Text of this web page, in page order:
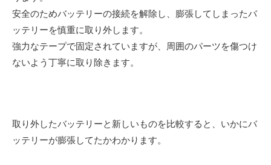
安全のためバッテリーの接続を解除し、膨張してしまったバ
ッテリーを慎重に取り外します。
強力なテープで固定されていますが、周囲のパーツを傷つけ
ないよう丁寧に取り除きます。
取り外したバッテリーと新しいものを比較すると、いかにバ
ッテリーが膨張してたかわかります。